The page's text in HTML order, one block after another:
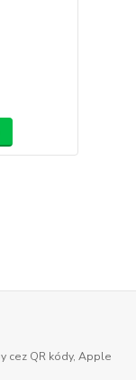
cez QR kódy, Apple